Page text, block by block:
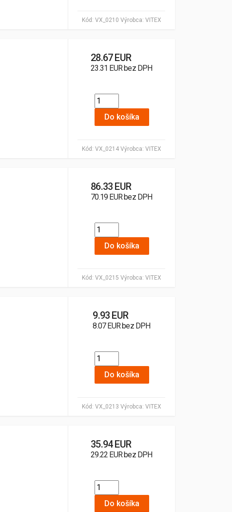
Kód: VX_0210 Výrobca: VITEX
Kód: VX_0214 Výrobca: VITEX
28.67 EUR
23.31 EUR bez DPH
Do košíka
Kód: VX_0215 Výrobca: VITEX
86.33 EUR
70.19 EUR bez DPH
Do košíka
Kód: VX_0213 Výrobca: VITEX
9.93 EUR
8.07 EUR bez DPH
Do košíka
35.94 EUR
29.22 EUR bez DPH
Do košíka